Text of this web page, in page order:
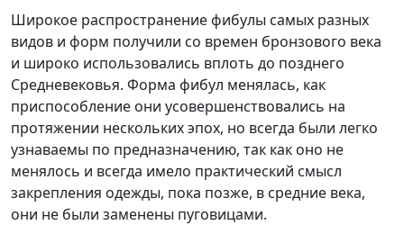
Широкое распространение фибулы самых разных
видов и форм получили со времен бронзового века
и широко использовались вплоть до позднего
Средневековья. Форма фибул менялась, как
приспособление они усовершенствовались на
протяжении нескольких эпох, но всегда были легко
узнаваемы по предназначению, так как оно не
менялось и всегда имело практический смысл
закрепления одежды, пока позже, в средние века,
они не были заменены пуговицами.